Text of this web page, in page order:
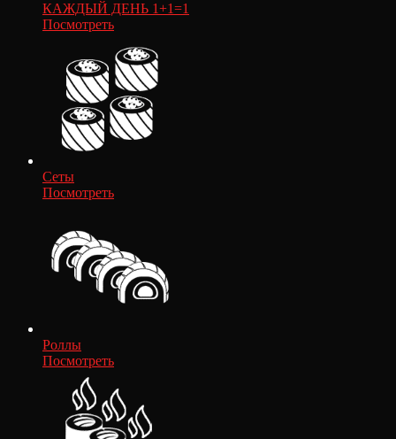
КАЖДЫЙ ДЕНЬ 1+1=1
Посмотреть
Сеты
Посмотреть
Роллы
Посмотреть